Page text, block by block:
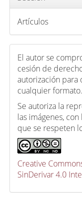
Artículos
El autor se
cesión de
autorización
cualquier formato.
Se autoriza la
las imágenes,
que se respeten
Creative
SinDerivar 4.0